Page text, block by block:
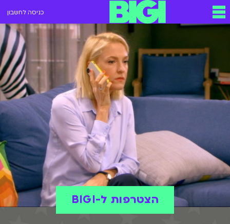
כניסה לחשבון
הצטרפות ל-BIGI